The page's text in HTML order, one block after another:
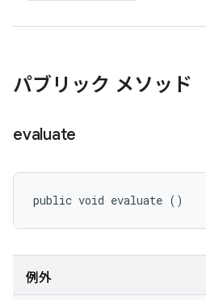
パブリック メソッド
evaluate
public void evaluate ()
例外